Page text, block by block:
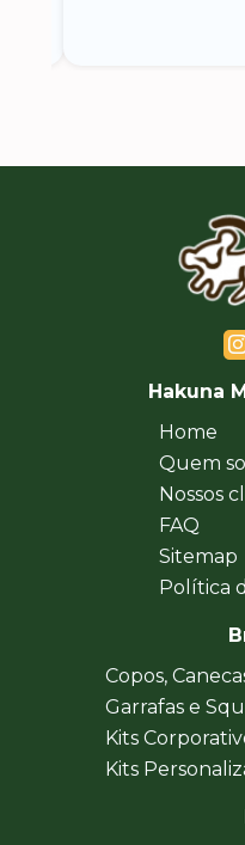
Hakuna
Home
Quem
Nossos
FAQ
Sitemap
Política
Copos,
Garrafas e
Kits
Kits